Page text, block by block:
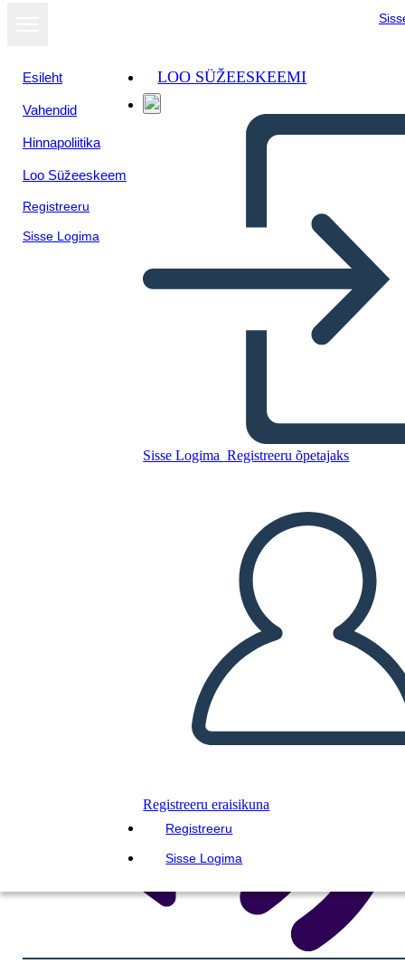
Esileht
Vahendid
Hinnapoliitika
Loo Süžeeskeem
Registreeru
Sisse Logima
LOO SÜŽEESKEEMI
Sisse Logima Registreeru õpetajaks
Registreeru eraisikuna
Registreeru
Sisse Logima
Landscape
LUUA STORYBOARD
ESITA SLAIDIESITLUST
LOE MULLE